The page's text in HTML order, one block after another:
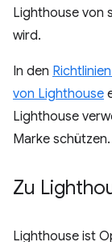
Lighthouse von
wird.
In den
von Lighthouse
Lighthouse
Marke schützen.
Zu
Lighthouse ist